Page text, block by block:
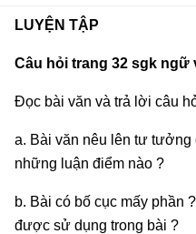
LUYỆN TẬP
Câu hỏi trang 32 sgk ngữ
Đọc bài văn và trả lời câu
a. Bài văn nêu lên tư
những luận điểm nào ?
b. Bài có bố cục mấy phần
được sử dụng trong bài ?